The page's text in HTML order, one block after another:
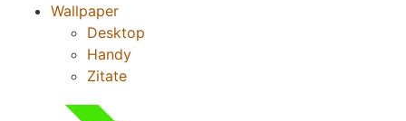
Wallpaper
Desktop
Handy
Zitate